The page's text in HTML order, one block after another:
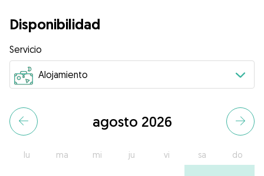
Disponibilidad
Servicio
agosto 2026
lu ma mi ju vi sa do